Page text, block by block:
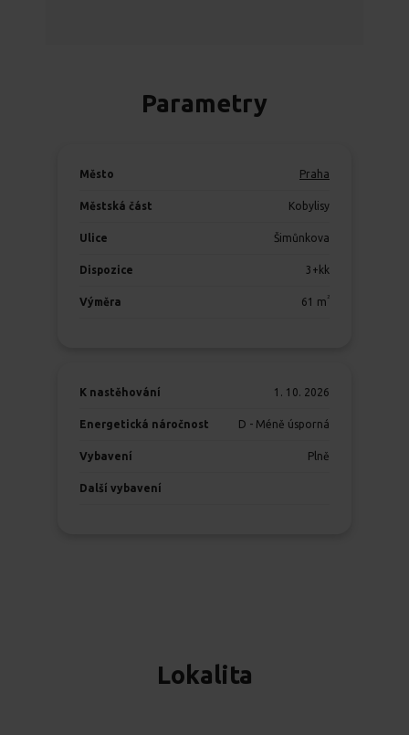
Parametry
Město Praha
Městská část Kobylisy
Ulice Šimůnkova
Dispozice 3+kk
Výměra 61 m 2
K nastěhování 1. 10. 2026
Energetická náročnost D - Méně úsporná
Vybavení Plně
Další vybavení
Lokalita